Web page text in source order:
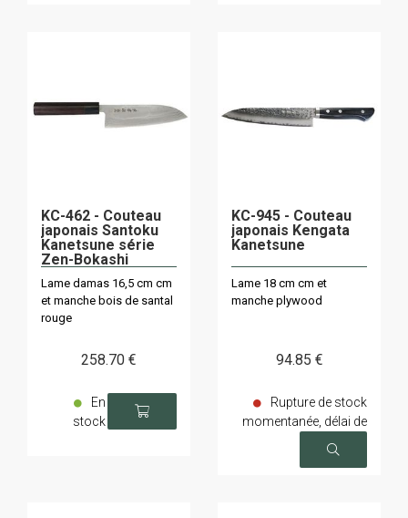
KC-462 - Couteau
japonais Santoku
Kanetsune série
Zen-Bokashi
Lame damas 16,5 cm cm
et manche bois de santal
rouge
258.70 €
En
stock
KC-945 - Couteau
japonais Kengata
Kanetsune
Lame 18 cm cm et
manche plywood
94.85 €
Rupture de stock
momentanée, délai de
livraison sur demande